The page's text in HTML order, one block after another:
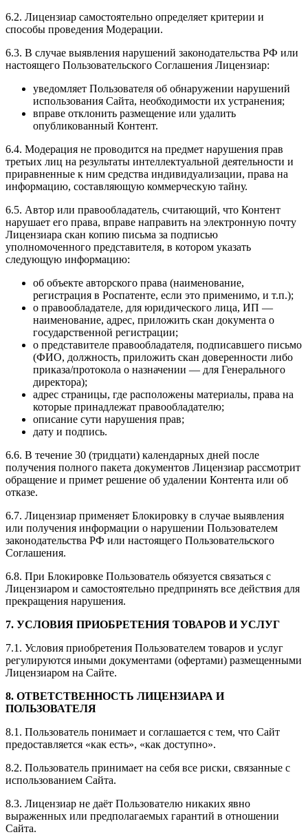
6.2. Лицензиар самостоятельно определяет критерии и
способы проведения Модерации.
6.3. В случае выявления нарушений законодательства РФ или
настоящего Пользовательского Соглашения Лицензиар:
уведомляет Пользователя об обнаружении нарушений
использования Сайта, необходимости их устранения;
вправе отклонить размещение или удалить
опубликованный Контент.
6.4. Модерация не проводится на предмет нарушения прав
третьих лиц на результаты интеллектуальной деятельности и
приравненные к ним средства индивидуализации, права на
информацию, составляющую коммерческую тайну.
6.5. Автор или правообладатель, считающий, что Контент
нарушает его права, вправе направить на электронную почту
Лицензиара скан копию письма за подписью
уполномоченного представителя, в котором указать
следующую информацию:
об объекте авторского права (наименование,
регистрация в Роспатенте, если это применимо, и т.п.);
о правообладателе, для юридического лица, ИП —
наименование, адрес, приложить скан документа о
государственной регистрации;
о представителе правообладателя, подписавшего письмо
(ФИО, должность, приложить скан доверенности либо
приказа/протокола о назначении — для Генерального
директора);
адрес страницы, где расположены материалы, права на
которые принадлежат правообладателю;
описание сути нарушения прав;
дату и подпись.
6.6. В течение 30 (тридцати) календарных дней после
получения полного пакета документов Лицензиар рассмотрит
обращение и примет решение об удалении Контента или об
отказе.
6.7. Лицензиар применяет Блокировку в случае выявления
или получения информации о нарушении Пользователем
законодательства РФ или настоящего Пользовательского
Соглашения.
6.8. При Блокировке Пользователь обязуется связаться с
Лицензиаром и самостоятельно предпринять все действия для
прекращения нарушения.
7. УСЛОВИЯ ПРИОБРЕТЕНИЯ ТОВАРОВ И УСЛУГ
7.1. Условия приобретения Пользователем товаров и услуг
регулируются иными документами (офертами) размещенными
Лицензиаром на Сайте.
8. ОТВЕТСТВЕННОСТЬ ЛИЦЕНЗИАРА И
ПОЛЬЗОВАТЕЛЯ
8.1. Пользователь понимает и соглашается с тем, что Сайт
предоставляется «как есть», «как доступно».
8.2. Пользователь принимает на себя все риски, связанные с
использованием Сайта.
8.3. Лицензиар не даёт Пользователю никаких явно
выраженных или предполагаемых гарантий в отношении
Сайта.